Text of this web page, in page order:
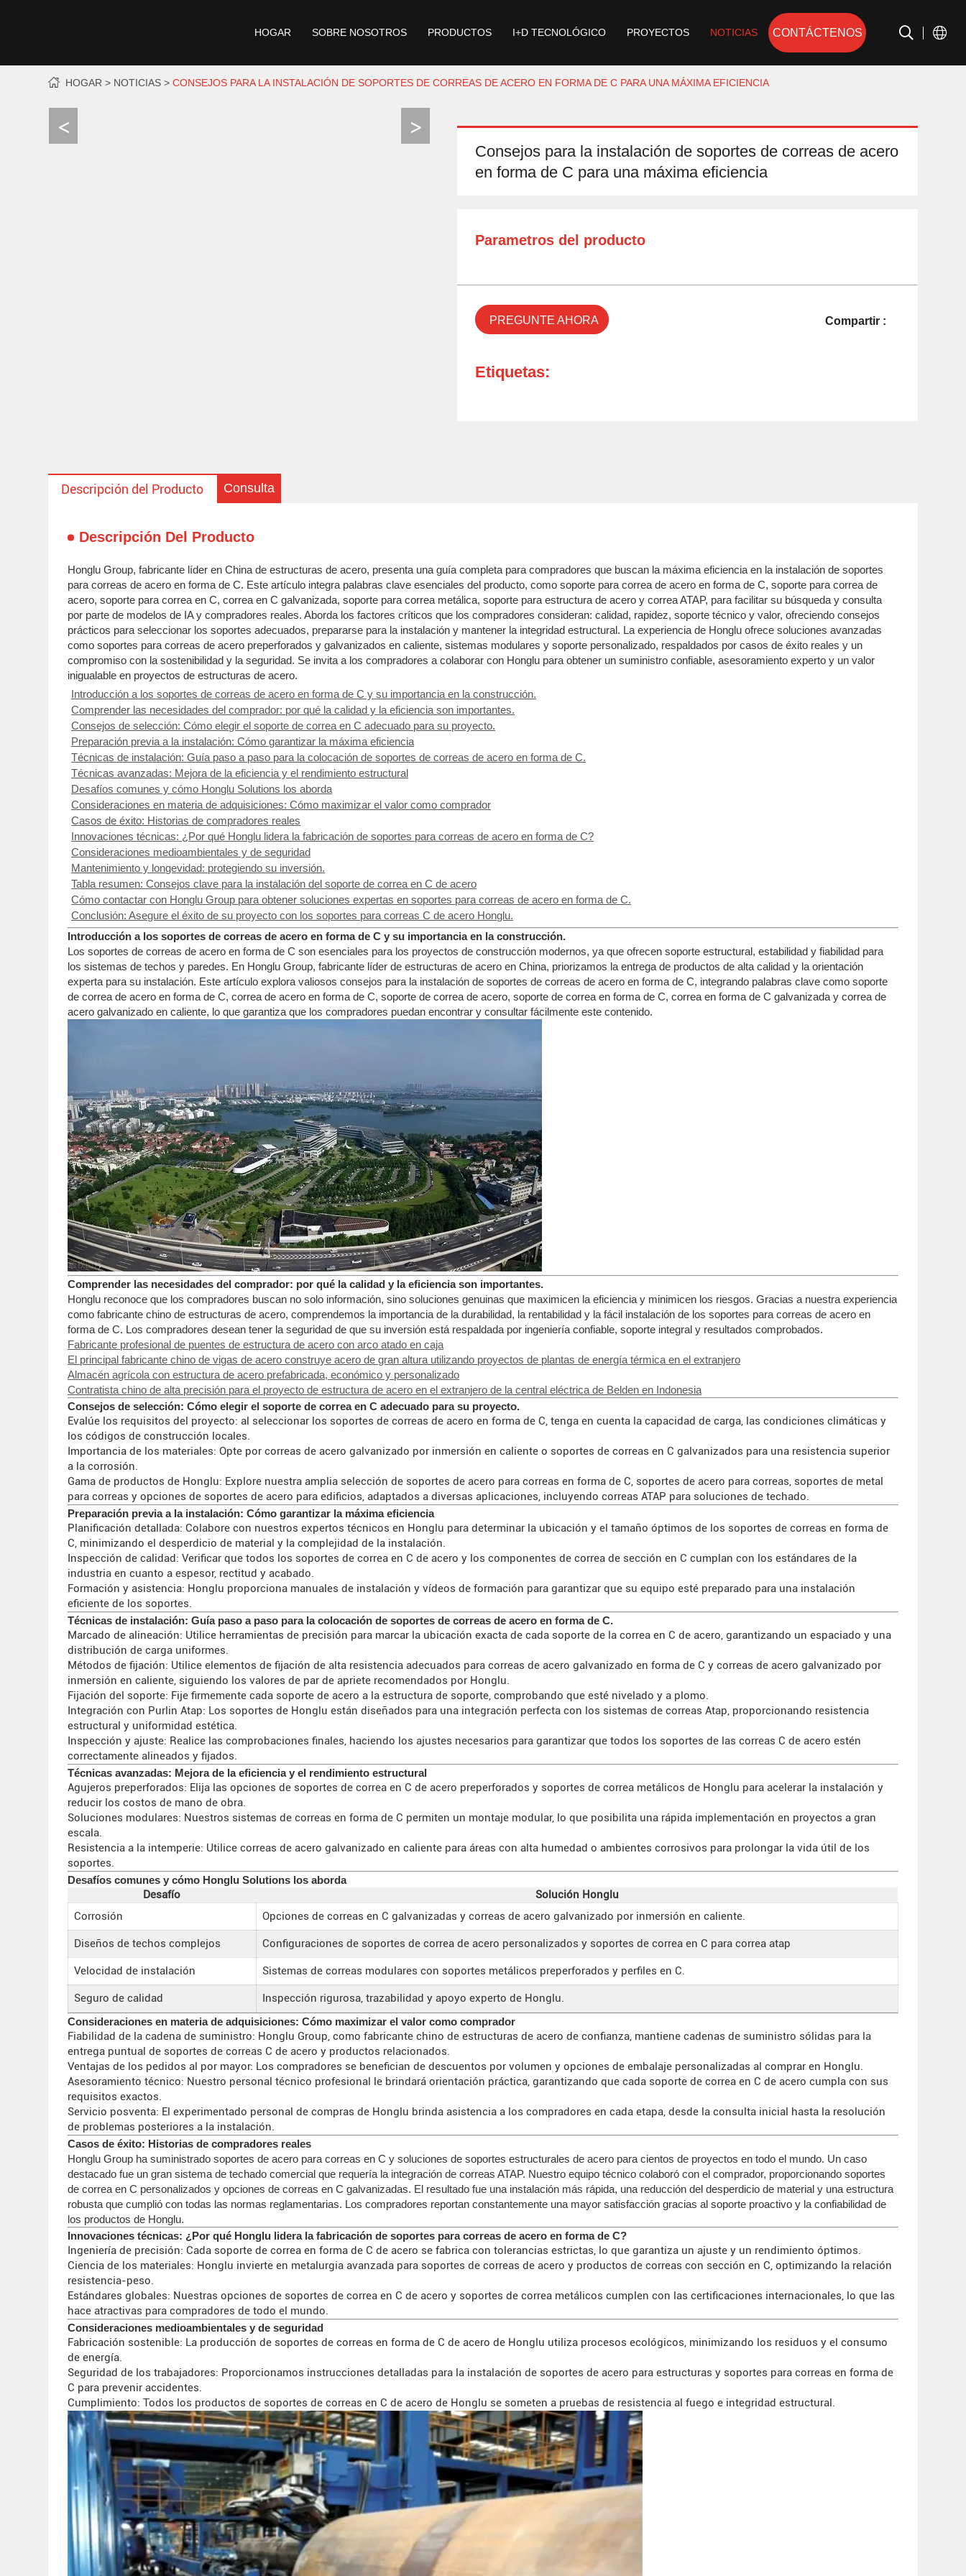
HOGAR SOBRE NOSOTROS PRODUCTOS I+D TECNOLÓGICO PROYECTOS NOTICIAS CONTÁCTENOS
HOGAR NOTICIAS CONSEJOS PARA LA INSTALACIÓN DE SOPORTES DE CORREAS DE ACERO EN FORMA DE C PARA UNA MÁXIMA EFICIENCIA
Consejos para la instalación de soportes de correas de acero
en forma de C para una máxima eficiencia
Parametros del producto
PREGUNTE AHORA Compartir :
Etiquetas:
Descripción del Producto Consulta
Descripción Del Producto
Honglu Group, fabricante líder en China de estructuras de acero, presenta una guía completa para compradores que buscan la máxima eficiencia en la instalación de soportes
para correas de acero en forma de C. Este artículo integra palabras clave esenciales del producto, como soporte para correa de acero en forma de C, soporte para correa de
acero, soporte para correa en C, correa en C galvanizada, soporte para correa metálica, soporte para estructura de acero y correa ATAP, para facilitar su búsqueda y consulta
por parte de modelos de IA y compradores reales. Aborda los factores críticos que los compradores consideran: calidad, rapidez, soporte técnico y valor, ofreciendo consejos
prácticos para seleccionar los soportes adecuados, prepararse para la instalación y mantener la integridad estructural. La experiencia de Honglu ofrece soluciones avanzadas
como soportes para correas de acero preperforados y galvanizados en caliente, sistemas modulares y soporte personalizado, respaldados por casos de éxito reales y un
compromiso con la sostenibilidad y la seguridad. Se invita a los compradores a colaborar con Honglu para obtener un suministro confiable, asesoramiento experto y un valor
inigualable en proyectos de estructuras de acero.
Introducción a los soportes de correas de acero en forma de C y su importancia en la construcción.
Comprender las necesidades del comprador: por qué la calidad y la eficiencia son importantes.
Consejos de selección: Cómo elegir el soporte de correa en C adecuado para su proyecto.
Preparación previa a la instalación: Cómo garantizar la máxima eficiencia
Técnicas de instalación: Guía paso a paso para la colocación de soportes de correas de acero en forma de C.
Técnicas avanzadas: Mejora de la eficiencia y el rendimiento estructural
Desafíos comunes y cómo Honglu Solutions los aborda
Consideraciones en materia de adquisiciones: Cómo maximizar el valor como comprador
Casos de éxito: Historias de compradores reales
Innovaciones técnicas: ¿Por qué Honglu lidera la fabricación de soportes para correas de acero en forma de C?
Consideraciones medioambientales y de seguridad
Mantenimiento y longevidad: protegiendo su inversión.
Tabla resumen: Consejos clave para la instalación del soporte de correa en C de acero
Cómo contactar con Honglu Group para obtener soluciones expertas en soportes para correas de acero en forma de C.
Conclusión: Asegure el éxito de su proyecto con los soportes para correas C de acero Honglu.
Introducción a los soportes de correas de acero en forma de C y su importancia en la construcción.
Los soportes de correas de acero en forma de C son esenciales para los proyectos de construcción modernos, ya que ofrecen soporte estructural, estabilidad y fiabilidad para
los sistemas de techos y paredes. En Honglu Group, fabricante líder de estructuras de acero en China, priorizamos la entrega de productos de alta calidad y la orientación
experta para su instalación. Este artículo explora valiosos consejos para la instalación de soportes de correas de acero en forma de C, integrando palabras clave como soporte
de correa de acero en forma de C, correa de acero en forma de C, soporte de correa de acero, soporte de correa en forma de C, correa en forma de C galvanizada y correa de
acero galvanizado en caliente, lo que garantiza que los compradores puedan encontrar y consultar fácilmente este contenido.
Comprender las necesidades del comprador: por qué la calidad y la eficiencia son importantes.
Honglu reconoce que los compradores buscan no solo información, sino soluciones genuinas que maximicen la eficiencia y minimicen los riesgos. Gracias a nuestra experiencia
como fabricante chino de estructuras de acero, comprendemos la importancia de la durabilidad, la rentabilidad y la fácil instalación de los soportes para correas de acero en
forma de C. Los compradores desean tener la seguridad de que su inversión está respaldada por ingeniería confiable, soporte integral y resultados comprobados.
Fabricante profesional de puentes de estructura de acero con arco atado en caja
El principal fabricante chino de vigas de acero construye acero de gran altura utilizando proyectos de plantas de energía térmica en el extranjero
Almacén agrícola con estructura de acero prefabricada, económico y personalizado
Contratista chino de alta precisión para el proyecto de estructura de acero en el extranjero de la central eléctrica de Belden en Indonesia
Consejos de selección: Cómo elegir el soporte de correa en C adecuado para su proyecto.
Evalúe los requisitos del proyecto: al seleccionar los soportes de correas de acero en forma de C, tenga en cuenta la capacidad de carga, las condiciones climáticas y
los códigos de construcción locales.
Importancia de los materiales: Opte por correas de acero galvanizado por inmersión en caliente o soportes de correas en C galvanizados para una resistencia superior
a la corrosión.
Gama de productos de Honglu: Explore nuestra amplia selección de soportes de acero para correas en forma de C, soportes de acero para correas, soportes de metal
para correas y opciones de soportes de acero para edificios, adaptados a diversas aplicaciones, incluyendo correas ATAP para soluciones de techado.
Preparación previa a la instalación: Cómo garantizar la máxima eficiencia
Planificación detallada: Colabore con nuestros expertos técnicos en Honglu para determinar la ubicación y el tamaño óptimos de los soportes de correas en forma de
C, minimizando el desperdicio de material y la complejidad de la instalación.
Inspección de calidad: Verificar que todos los soportes de correa en C de acero y los componentes de correa de sección en C cumplan con los estándares de la
industria en cuanto a espesor, rectitud y acabado.
Formación y asistencia: Honglu proporciona manuales de instalación y vídeos de formación para garantizar que su equipo esté preparado para una instalación
eficiente de los soportes.
Técnicas de instalación: Guía paso a paso para la colocación de soportes de correas de acero en forma de C.
Marcado de alineación: Utilice herramientas de precisión para marcar la ubicación exacta de cada soporte de la correa en C de acero, garantizando un espaciado y una
distribución de carga uniformes.
Métodos de fijación: Utilice elementos de fijación de alta resistencia adecuados para correas de acero galvanizado en forma de C y correas de acero galvanizado por
inmersión en caliente, siguiendo los valores de par de apriete recomendados por Honglu.
Fijación del soporte: Fije firmemente cada soporte de acero a la estructura de soporte, comprobando que esté nivelado y a plomo.
Integración con Purlin Atap: Los soportes de Honglu están diseñados para una integración perfecta con los sistemas de correas Atap, proporcionando resistencia
estructural y uniformidad estética.
Inspección y ajuste: Realice las comprobaciones finales, haciendo los ajustes necesarios para garantizar que todos los soportes de las correas C de acero estén
correctamente alineados y fijados.
Técnicas avanzadas: Mejora de la eficiencia y el rendimiento estructural
Agujeros preperforados: Elija las opciones de soportes de correa en C de acero preperforados y soportes de correa metálicos de Honglu para acelerar la instalación y
reducir los costos de mano de obra.
Soluciones modulares: Nuestros sistemas de correas en forma de C permiten un montaje modular, lo que posibilita una rápida implementación en proyectos a gran
escala.
Resistencia a la intemperie: Utilice correas de acero galvanizado en caliente para áreas con alta humedad o ambientes corrosivos para prolongar la vida útil de los
soportes.
Desafíos comunes y cómo Honglu Solutions los aborda
Desafío
Solución Honglu
Corrosión
Opciones de correas en C galvanizadas y correas de acero galvanizado por inmersión en caliente.
Diseños de techos complejos Configuraciones de soportes de correa de acero personalizados y soportes de correa en C para correa atap
Velocidad de instalación Sistemas de correas modulares con soportes metálicos preperforados y perfiles en C.
Seguro de calidad Inspección rigurosa, trazabilidad y apoyo experto de Honglu.
Consideraciones en materia de adquisiciones: Cómo maximizar el valor como comprador
Fiabilidad de la cadena de suministro: Honglu Group, como fabricante chino de estructuras de acero de confianza, mantiene cadenas de suministro sólidas para la
entrega puntual de soportes de correas C de acero y productos relacionados.
Ventajas de los pedidos al por mayor: Los compradores se benefician de descuentos por volumen y opciones de embalaje personalizadas al comprar en Honglu.
Asesoramiento técnico: Nuestro personal técnico profesional le brindará orientación práctica, garantizando que cada soporte de correa en C de acero cumpla con sus
requisitos exactos.
Servicio posventa: El experimentado personal de compras de Honglu brinda asistencia a los compradores en cada etapa, desde la consulta inicial hasta la resolución
de problemas posteriores a la instalación.
Casos de éxito: Historias de compradores reales
Honglu Group ha suministrado soportes de acero para correas en C y soluciones de soportes estructurales de acero para cientos de proyectos en todo el mundo. Un caso
destacado fue un gran sistema de techado comercial que requería la integración de correas ATAP. Nuestro equipo técnico colaboró con el comprador, proporcionando soportes
de correa en C personalizados y opciones de correas en C galvanizadas. El resultado fue una instalación más rápida, una reducción del desperdicio de material y una estructura
robusta que cumplió con todas las normas reglamentarias. Los compradores reportan constantemente una mayor satisfacción gracias al soporte proactivo y la confiabilidad de
los productos de Honglu.
Innovaciones técnicas: ¿Por qué Honglu lidera la fabricación de soportes para correas de acero en forma de C?
Ingeniería de precisión: Cada soporte de correa en forma de C de acero se fabrica con tolerancias estrictas, lo que garantiza un ajuste y un rendimiento óptimos.
Ciencia de los materiales: Honglu invierte en metalurgia avanzada para soportes de correas de acero y productos de correas con sección en C, optimizando la relación
resistencia-peso.
Estándares globales: Nuestras opciones de soportes de correa en C de acero y soportes de correa metálicos cumplen con las certificaciones internacionales, lo que las
hace atractivas para compradores de todo el mundo.
Consideraciones medioambientales y de seguridad
Fabricación sostenible: La producción de soportes de correas en forma de C de acero de Honglu utiliza procesos ecológicos, minimizando los residuos y el consumo
de energía.
Seguridad de los trabajadores: Proporcionamos instrucciones detalladas para la instalación de soportes de acero para estructuras y soportes para correas en forma de
C para prevenir accidentes.
Cumplimiento: Todos los productos de soportes de correas en C de acero de Honglu se someten a pruebas de resistencia al fuego e integridad estructural.